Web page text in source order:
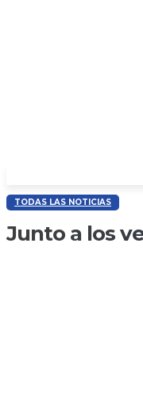
TODAS LAS NOTICIAS
Junto a los